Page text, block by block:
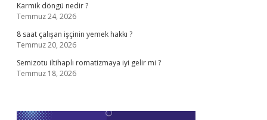
Karmik döngü nedir ?
Temmuz 24, 2026
8 saat çalışan işçinin yemek hakkı ?
Temmuz 20, 2026
Semizotu iltihaplı romatizmaya iyi gelir mi ?
Temmuz 18, 2026